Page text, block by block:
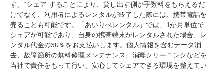
す、“シェア”することにより、貸し出す側が手数料をもらえるだ
けでなく、利用者によるレンタルが終了した際には、携帯電話を
売ることも可能です。「あいりぺレンタル」では、1か月単位で
シェアが可能であり、自身の携帯端末がレンタルされた場合、レ
ンタル代金の30％をお支払いします。個人情報を含むデータ消
去、故障箇所の無料修理メンテナンス、消毒クリーニングなどを
当社で責任をもって行い、安心してシェアできる環境を整えてい